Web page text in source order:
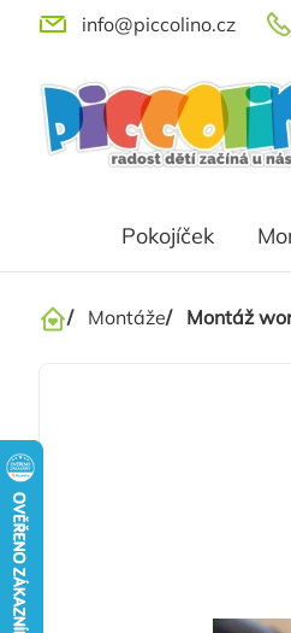
Přejít
obsah
info@piccolino.cz
Pokojíček
Domů
/ Montáže/ Montáž